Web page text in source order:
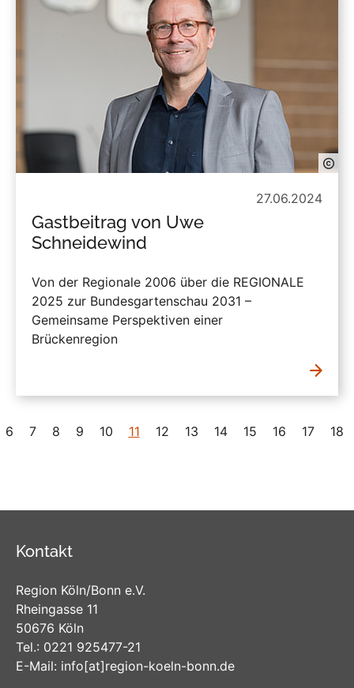
27.06.2024
Gastbeitrag von Uwe
Schneidewind
Von der Regionale 2006 über die REGIONALE
2025 zur Bundesgartenschau 2031 –
Gemeinsame Perspektiven einer
Brückenregion
6 7 8 9 10 11 12 13 14 15 16 17 18
Kontakt
Region Köln/Bonn e.V.
Rheingasse 11
50676 Köln
Tel.: 0221 925477-21
E-Mail: info[at]region-koeln-bonn.de